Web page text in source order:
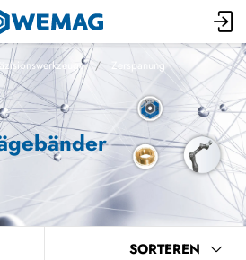
Zerspanung
SORTEREN